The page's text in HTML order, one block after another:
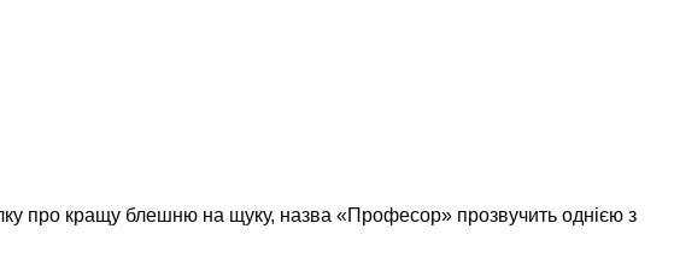
про кращу блешню на щуку, назва «Професор» прозвучить однією з